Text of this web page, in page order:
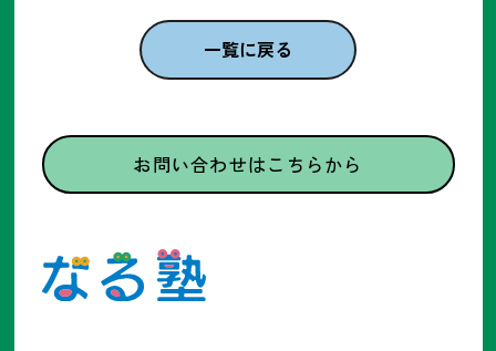
一覧に戻る
お問い合わせはこちらから